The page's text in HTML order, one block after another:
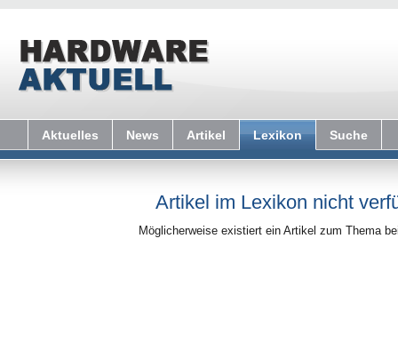
Aktuelles News Artikel Lexikon Suche
Artikel im Lexikon nicht
Möglicherweise existiert ein Artikel zum Thema